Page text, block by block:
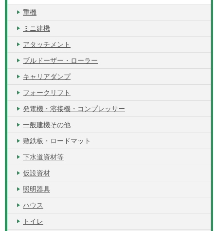
重機
ミニ建機
アタッチメント
ブルドーザー・ローラー
キャリアダンプ
フォークリフト
発電機・溶接機・コンプレッサー
一般建機その他
敷鉄板・ロードマット
下水道資材等
仮設資材
照明器具
ハウス
トイレ